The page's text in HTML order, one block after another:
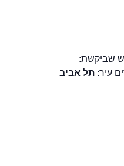
שביקשת:
עיר: תל אביב